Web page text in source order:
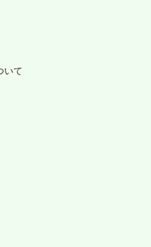
いて